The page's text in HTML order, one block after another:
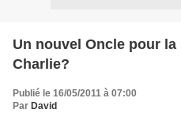
Un nouvel Oncle pour la
Charlie?
Publié le 16/05/2011 à 07:00
Par David